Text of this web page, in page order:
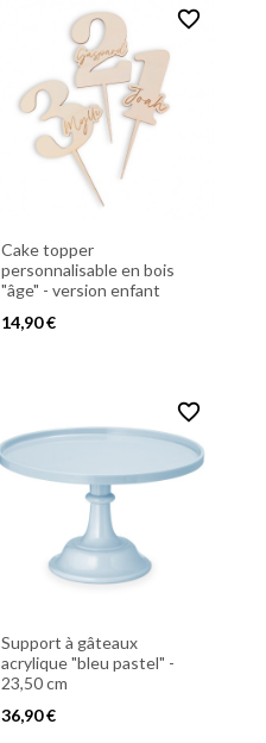
favorite_border
Cake topper
personnalisable en bois
"âge" - version enfant
14,90 €
favorite_border
Support à gâteaux
acrylique "bleu pastel" -
23,50 cm
36,90 €